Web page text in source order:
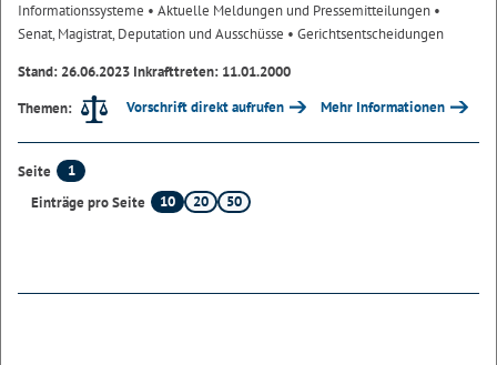
Informationssysteme • Aktuelle Meldungen und Pressemitteilungen •
Senat, Magistrat, Deputation und Ausschüsse • Gerichtsentscheidungen
Stand: 26.06.2023 Inkrafttreten: 11.01.2000
Themen:
Vorschrift direkt aufrufen Mehr Informationen
Seite
1
Einträge pro Seite
10 20 50